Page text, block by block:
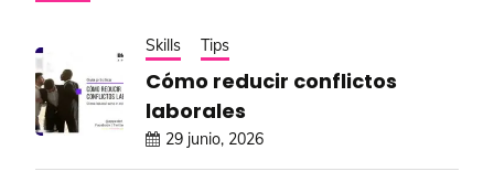
Skills Tips
Cómo reducir conflictos
laborales
29 junio, 2026